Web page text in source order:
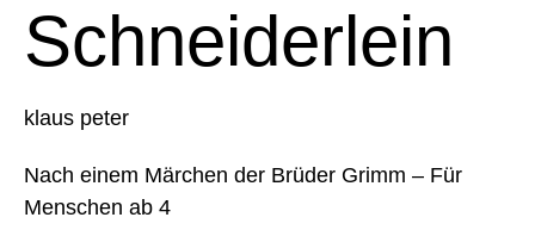
Schneiderlein
klaus peter
Nach einem Märchen der Brüder Grimm – Für
Menschen ab 4